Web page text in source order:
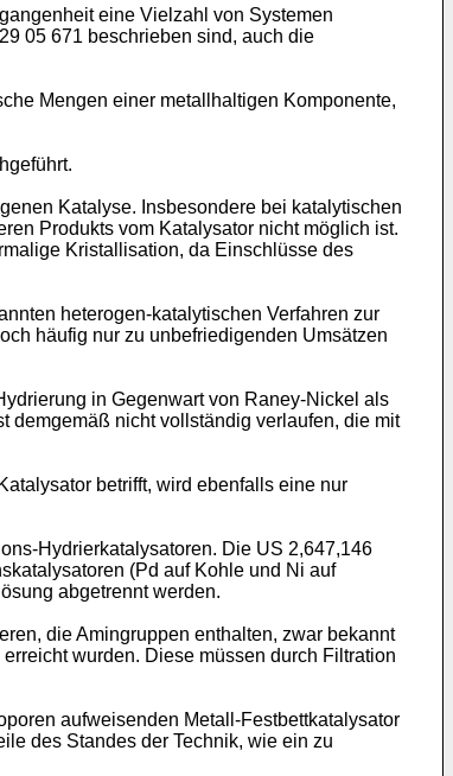
eine Vielzahl von Systemen
05 671 beschrieben sind, auch die
Mengen einer metallhaltigen Komponente,
Katalyse. Insbesondere bei katalytischen
Produkts vom Katalysator nicht möglich ist.
Kristallisation, da Einschlüsse des
heterogen-katalytischen Verfahren zur
häufig nur zu unbefriedigenden Umsätzen
in Gegenwart von Raney-Nickel als
demgemäß nicht vollständig verlaufen, die mit
betrifft, wird ebenfalls eine nur
Hydrierkatalysatoren. Die US 2,647,146
(Pd auf Kohle und Ni auf
abgetrennt werden.
die Amingruppen enthalten, zwar bekannt
wurden. Diese müssen durch Filtration
aufweisenden Metall-Festbettkatalysator
des Standes der Technik, wie ein zu